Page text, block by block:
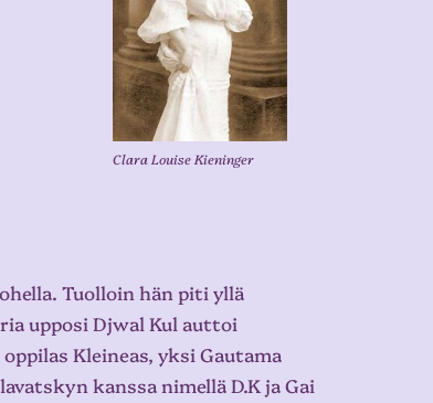
Clara Louise Kieninger
Tuolloin hän piti yllä
upposi Djwal Kul auttoi
Kleineas, yksi Gautama
kanssa nimellä D.K ja Gai